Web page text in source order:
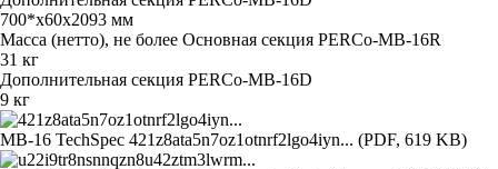
700*х60x2093 мм
Масса (нетто), не более Основная секция PERCo-MB-16R
31 кг
Дополнительная секция PERCo-MB-16D
9 кг
MB-16 TechSpec 421z8ata5n7oz1otnrf2lgo4iyn... (PDF, 619 KB)